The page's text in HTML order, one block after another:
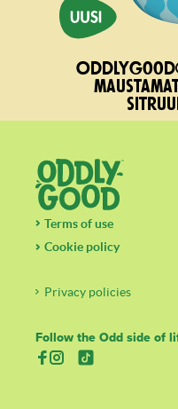
Terms of use
Cookie policy
Privacy policies
Follow the Odd side of
(aukeaa uuteen
(aukeaa uuteen
(aukeaa